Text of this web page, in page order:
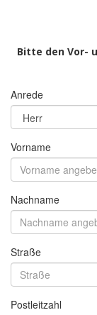
Bitte den Vor-